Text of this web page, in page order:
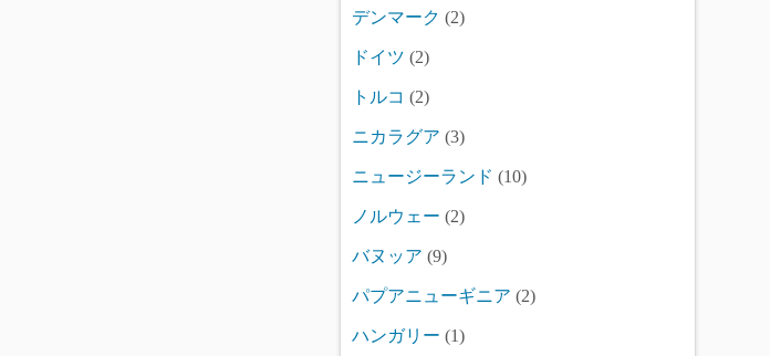
デンマーク (2)
ドイツ (2)
トルコ (2)
ニカラグア (3)
ニュージーランド (10)
ノルウェー (2)
バヌッア (9)
パプアニューギニア (2)
ハンガリー (1)